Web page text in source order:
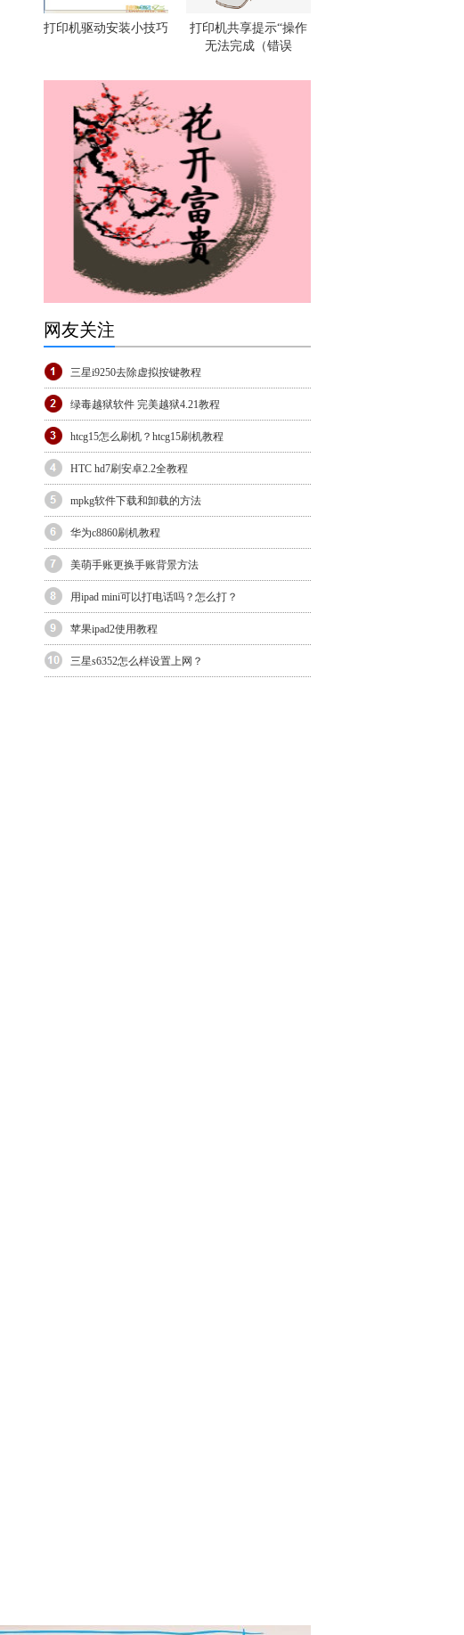
打印机驱动安装小技巧
打印机共享提示“操作
无法完成（错误
网友关注
三星i9250去除虚拟按键教程
绿毒越狱软件 完美越狱4.21教程
htcg15怎么刷机？htcg15刷机教程
HTC hd7刷安卓2.2全教程
mpkg软件下载和卸载的方法
华为c8860刷机教程
美萌手账更换手账背景方法
用ipad mini可以打电话吗？怎么打？
苹果ipad2使用教程
三星s6352怎么样设置上网？